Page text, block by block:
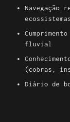
Navegação
fluvial
(cobras,
Diário de